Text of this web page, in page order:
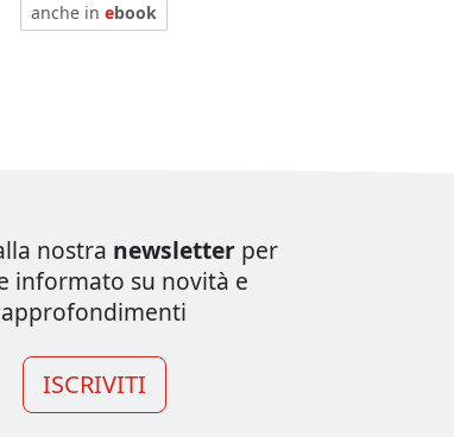
anche in ebook
nostra newsletter per
informato su novità e
approfondimenti
ISCRIVITI